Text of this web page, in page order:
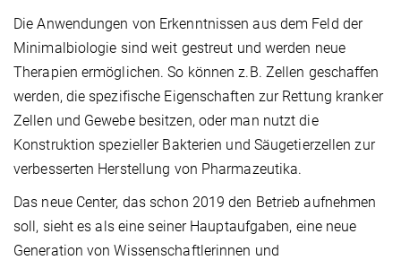
Die Anwendungen von Erkenntnissen aus dem Feld der
Minimalbiologie sind weit gestreut und werden neue
Therapien ermöglichen. So können z.B. Zellen geschaffen
werden, die spezifische Eigenschaften zur Rettung kranker
Zellen und Gewebe besitzen, oder man nutzt die
Konstruktion spezieller Bakterien und Säugetierzellen zur
verbesserten Herstellung von Pharmazeutika.
Das neue Center, das schon 2019 den Betrieb aufnehmen
soll, sieht es als eine seiner Hauptaufgaben, eine neue
Generation von Wissenschaftlerinnen und